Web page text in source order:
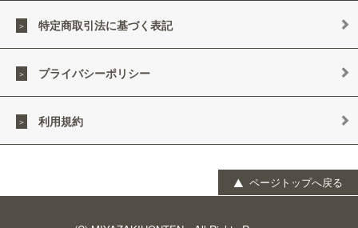
特定商取引法に基づく表記
プライバシーポリシー
利用規約
ページトップへ戻る